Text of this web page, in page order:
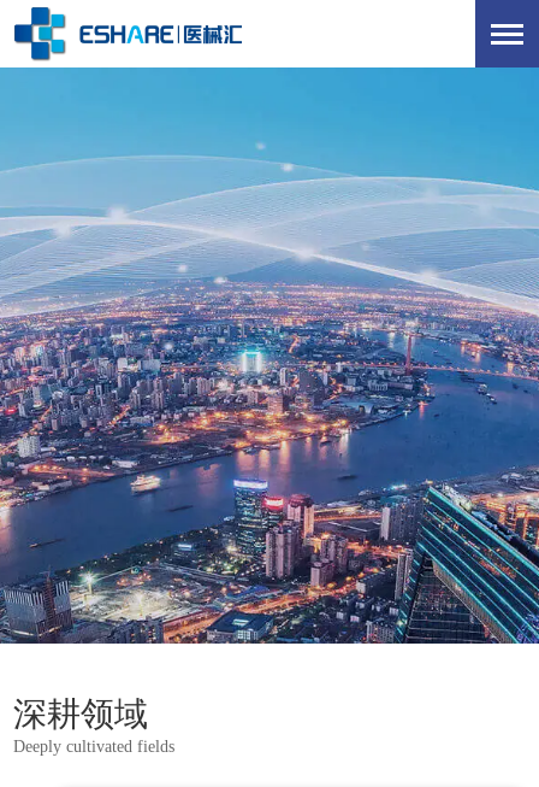
深耕领域
Deeply cultivated fields